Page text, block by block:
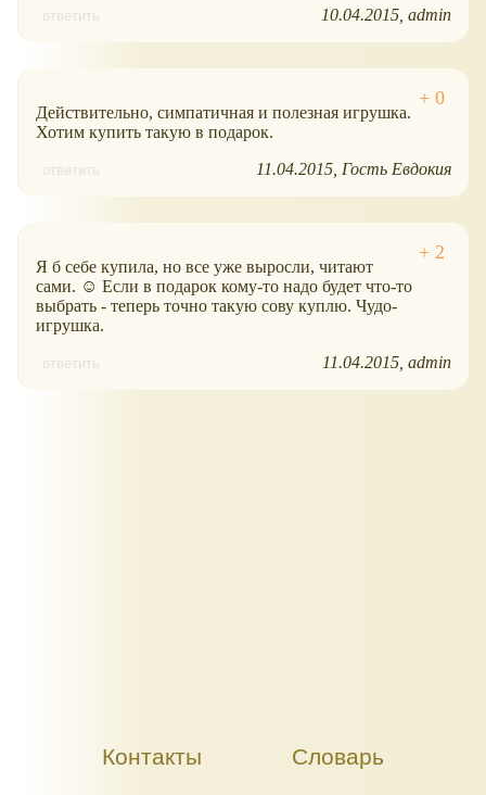
ответить 10.04.2015 admin
Действительно, симпатичная и полезная игрушка.
Хотим купить такую в подарок.
ответить 11.04.2015 Гость Евдокия
Я б себе купила, но все уже выросли, читают
сами. ☺ Если в подарок кому-то надо будет что-то
выбрать - теперь точно такую сову куплю. Чудо-
игрушка.
ответить 11.04.2015 admin
Контакты Словарь